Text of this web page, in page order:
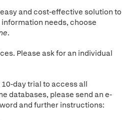
and cost-effective solution to
needs, choose
.
Please ask for an individual
day trial to access all
databases, please send an e-
and further instructions: